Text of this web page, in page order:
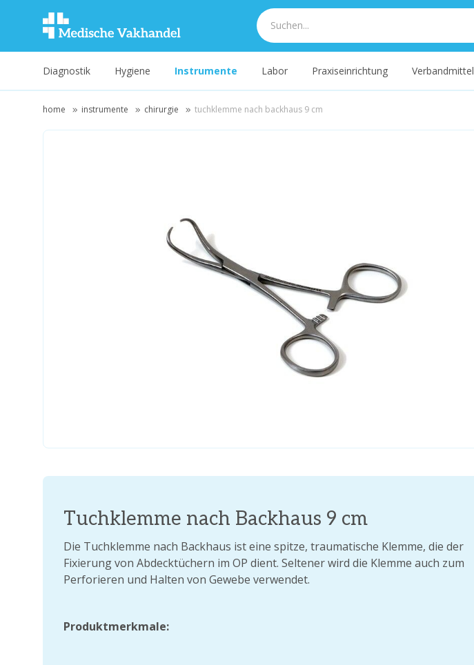
Diagnostik Hygiene Instrumente Labor Praxiseinrichtung Verbandmittel
home instrumente chirurgie tuchklemme nach backhaus 9 cm
Tuchklemme nach Backhaus 9 cm
Die Tuchklemme nach Backhaus ist eine spitze, traumatische Klemme, die der
Fixierung von Abdecktüchern im OP dient. Seltener wird die Klemme auch zum
Perforieren und Halten von Gewebe verwendet.
Produktmerkmale: